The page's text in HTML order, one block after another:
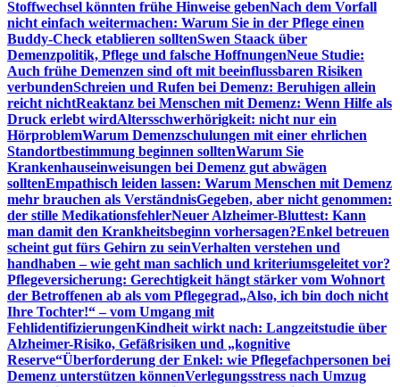
Stoffwechsel könnten frühe Hinweise gebenNach dem Vorfall
nicht einfach weitermachen: Warum Sie in der Pflege einen
Buddy-Check etablieren solltenSwen Staack über
Demenzpolitik, Pflege und falsche HoffnungenNeue Studie:
Auch frühe Demenzen sind oft mit beeinflussbaren Risiken
verbundenSchreien und Rufen bei Demenz: Beruhigen allein
reicht nichtReaktanz bei Menschen mit Demenz: Wenn Hilfe als
Druck erlebt wirdAltersschwerhörigkeit: nicht nur ein
HörproblemWarum Demenzschulungen mit einer ehrlichen
Standortbestimmung beginnen solltenWarum Sie
Krankenhauseinweisungen bei Demenz gut abwägen
solltenEmpathisch leiden lassen: Warum Menschen mit Demenz
mehr brauchen als VerständnisGegeben, aber nicht genommen:
der stille MedikationsfehlerNeuer Alzheimer-Bluttest: Kann
man damit den Krankheitsbeginn vorhersagen?Enkel betreuen
scheint gut fürs Gehirn zu seinVerhalten verstehen und
handhaben – wie geht man sachlich und kriteriumsgeleitet vor?
Pflegeversicherung: Gerechtigkeit hängt stärker vom Wohnort
der Betroffenen ab als vom Pflegegrad„Also, ich bin doch nicht
Ihre Tochter!“ – vom Umgang mit
FehlidentifizierungenKindheit wirkt nach: Langzeitstudie über
Alzheimer-Risiko, Gefäßrisiken und „kognitive
Reserve“Überforderung der Enkel: wie Pflegefachpersonen bei
Demenz unterstützen könnenVerlegungsstress nach Umzug